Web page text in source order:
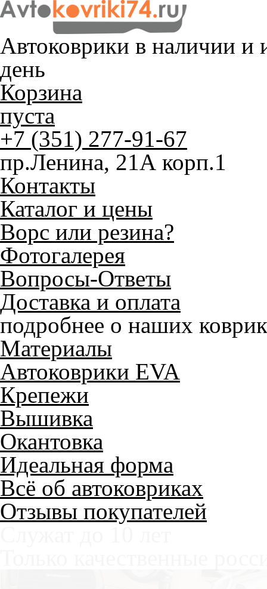
Автоковрики в наличии и
день
Корзина
пуста
+7 (351) 277-91-67
пр.Ленина, 21А корп.1
Контакты
Каталог и цены
Ворс или резина?
Фотогалерея
Вопросы-Ответы
Доставка и оплата
подробнее о наших
Материалы
Автоковрики EVA
Крепежи
Вышивка
Окантовка
Идеальная форма
Всё об автоковриках
Отзывы покупателей